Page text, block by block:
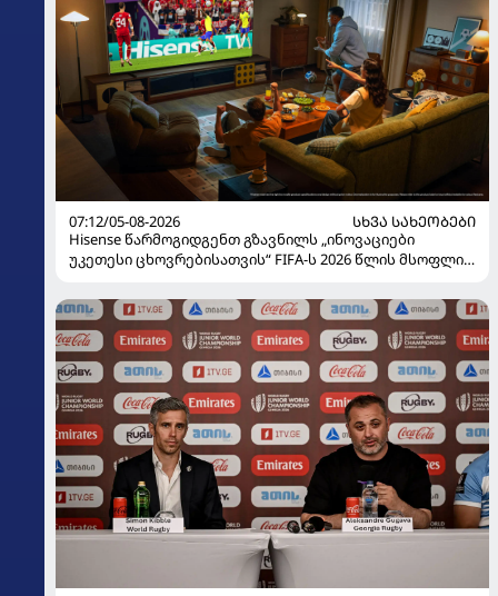
07:12/05-08-2026
ᲡᲮᲕᲐ ᲡᲐᲮᲔᲝᲑᲔᲑᲘ
Hisense წარმოგიდგენთ გზავნილს „ინოვაციები
უკეთესი ცხოვრებისათვის“ FIFA-ს 2026 წლის მსოფლიო